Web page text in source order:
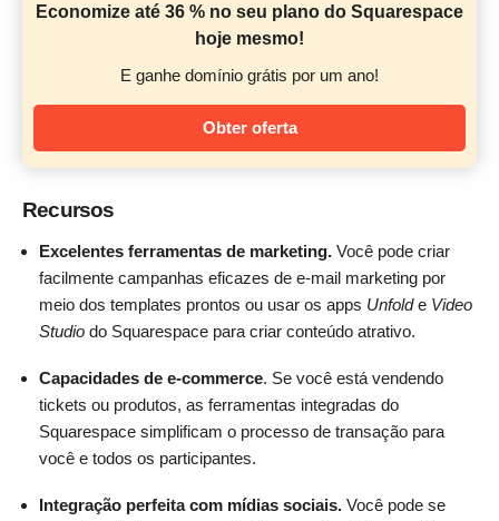
Economize até 36 % no seu plano do Squarespace
hoje mesmo!
E ganhe domínio grátis por um ano!
Obter oferta
Recursos
Excelentes ferramentas de marketing. Você pode criar
facilmente campanhas eficazes de e-mail marketing por
meio dos templates prontos ou usar os apps Unfolde Video
Studio do Squarespace para criar conteúdo atrativo.
Capacidades de e-commerce. Se você está vendendo
tickets ou produtos, as ferramentas integradas do
Squarespace simplificam o processo de transação para
você e todos os participantes.
Integração perfeita com mídias sociais. Você pode se